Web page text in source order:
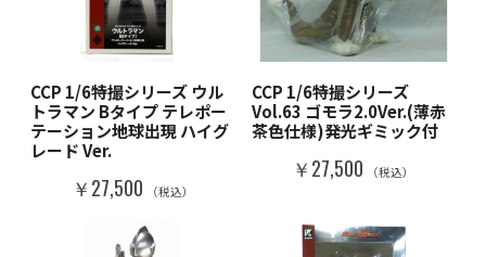
CCP 1/6特撮シリーズ ウル
トラマン Bタイプ テレポー
テーション地球出現 ハイグ
レード Ver.
￥27,500 （税込）
CCP 1/6特撮シリーズ
Vol.63 ゴモラ2.0Ver.(薄赤
茶色仕様)発光ギミック付
￥27,500 （税込）